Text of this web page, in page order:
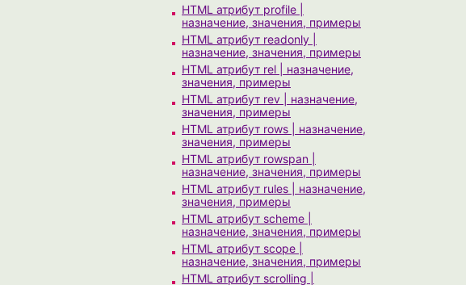
HTML атрибут profile |
назначение, значения, примеры
HTML атрибут readonly |
назначение, значения, примеры
HTML атрибут rel | назначение,
значения, примеры
HTML атрибут rev | назначение,
значения, примеры
HTML атрибут rows | назначение,
значения, примеры
HTML атрибут rowspan |
назначение, значения, примеры
HTML атрибут rules | назначение,
значения, примеры
HTML атрибут scheme |
назначение, значения, примеры
HTML атрибут scope |
назначение, значения, примеры
HTML атрибут scrolling |